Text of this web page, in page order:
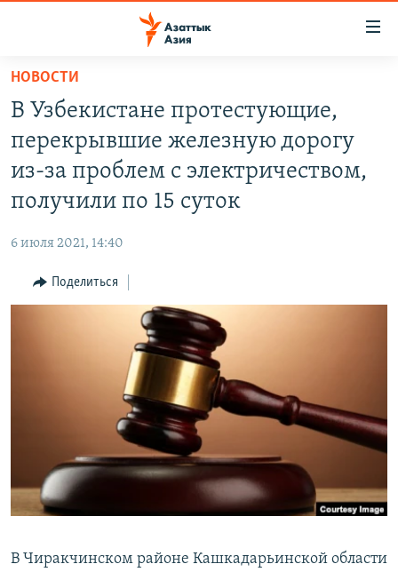
Вернуться
основному
содержанию
Вернутся
главной
Вернутся
поиску
ЦЕНТРАЛЬНАЯ АЗИЯ
ВОЙНА В УКРАИНЕ
ЎЗБЕКЧА
ПОДПИШИТЕСЬ НА НАС В СОЦСЕТЯХ
Все сайты РСЕ/РС
НОВОСТИ
В Узбекистане протестующие,
перекрывшие железную дорогу
из-за проблем с электричеством,
получили по 15 суток
6 июля 2021, 14:40
Поделиться
В Чиракчинском районе Кашкадарьинской области